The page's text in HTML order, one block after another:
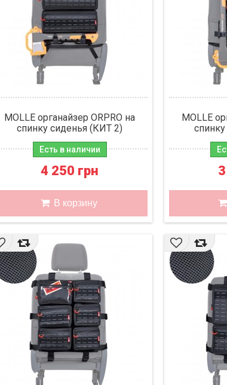
MOLLE органайзер ORPRO на
спинку сиденья (КИТ 2)
Есть в наличии
4 250 грн
В корзину
MOLLE